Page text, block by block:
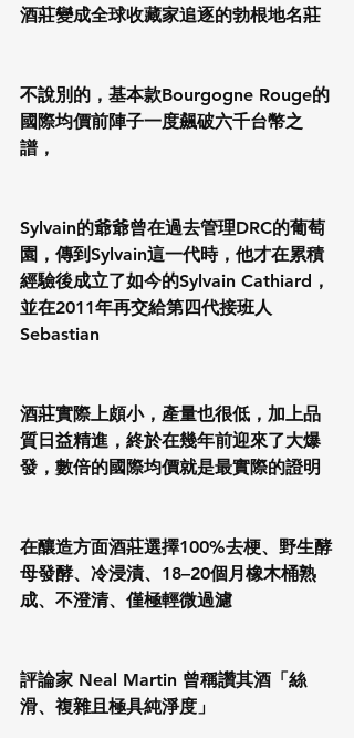
酒莊變成全球收藏家追逐的勃根地名莊
不說別的，基本款Bourgogne Rouge的
國際均價前陣子一度飆破六千台幣之
譜，
Sylvain的爺爺曾在過去管理DRC的葡萄
園，傳到Sylvain這一代時，他才在累積
經驗後成立了如今的Sylvain Cathiard，
並在2011年再交給第四代接班人
Sebastian
酒莊實際上頗小，產量也很低，加上品
質日益精進，終於在幾年前迎來了大爆
發，數倍的國際均價就是最實際的證明
在釀造方面酒莊選擇100%去梗、野生酵
母發酵、冷浸漬、18–20個月橡木桶熟
成、不澄清、僅極輕微過濾
評論家 Neal Martin 曾稱讚其酒「絲
滑、複雜且極具純淨度」